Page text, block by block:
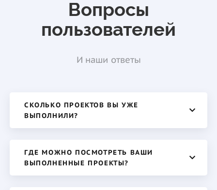
Вопросы
пользователей
И наши ответы
СКОЛЬКО ПРОЕКТОВ ВЫ УЖЕ
ВЫПОЛНИЛИ?
ГДЕ МОЖНО ПОСМОТРЕТЬ ВАШИ
ВЫПОЛНЕННЫЕ ПРОЕКТЫ?